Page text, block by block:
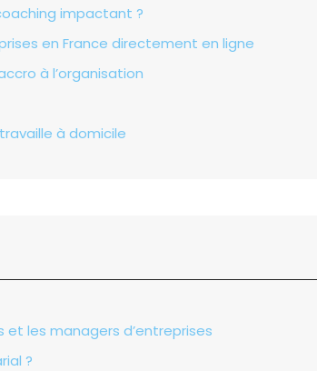
impactant ?
en France directement en ligne
à l’organisation
à domicile
les managers d’entreprises
?